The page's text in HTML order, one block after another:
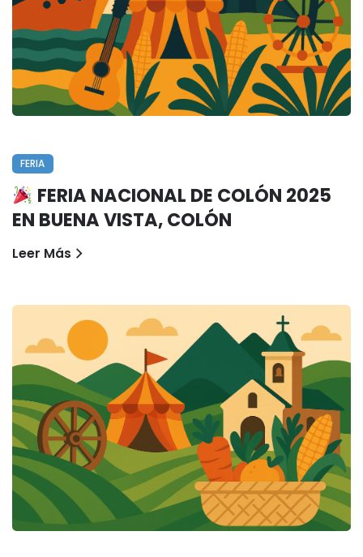
FERIA
FERIA NACIONAL DE COLÓN 2025
EN BUENA VISTA, COLÓN
Leer Más